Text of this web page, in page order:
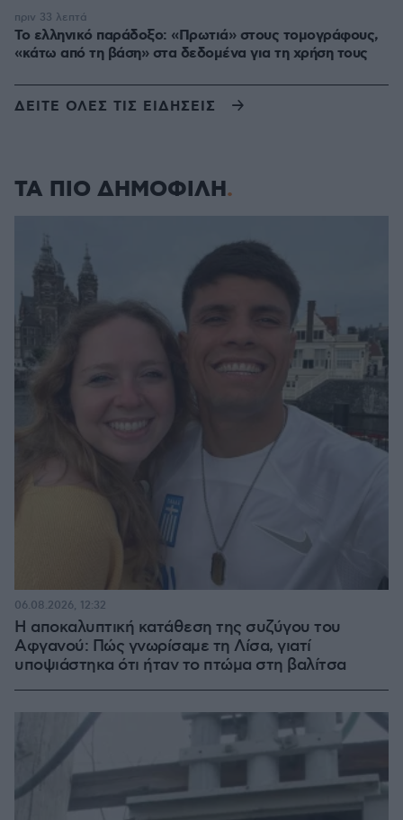
Το ελληνικό παράδοξο: «Πρωτιά» στους τομογράφους,
«κάτω από τη βάση» στα δεδομένα για τη χρήση τους
πριν 33 λεπτά
ΔΕΙΤΕ ΟΛΕΣ ΤΙΣ ΕΙΔΗΣΕΙΣ
ΤΑ ΠΙΟ ΔΗΜΟΦΙΛΗ
Η αποκαλυπτική κατάθεση της συζύγου του
Αφγανού: Πώς γνωρίσαμε τη Λίσα, γιατί
υποψιάστηκα ότι ήταν το πτώμα στη βαλίτσα
06.08.2026, 12:32